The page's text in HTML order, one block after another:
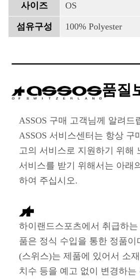
사이즈 OS
섬유구성 100% Polyester